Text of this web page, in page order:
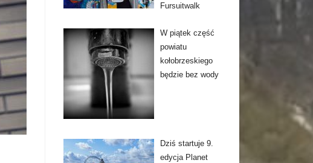
Fursuitwalk
W piątek część
powiatu
kołobrzeskiego
będzie bez wody
Dziś startuje 9.
edycja Planet